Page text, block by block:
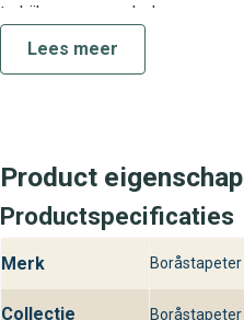
te kijken, maar ook duurzaam
nu een slaapkamer,
transformeren, dit behang
schoonheid
De Essens collectie staat
ontwerpen en hoogwaardige
collectie, inclusief het Haväng
Lees meer
Product
Productspecificaties
Merk Boråstapeter
Collectie